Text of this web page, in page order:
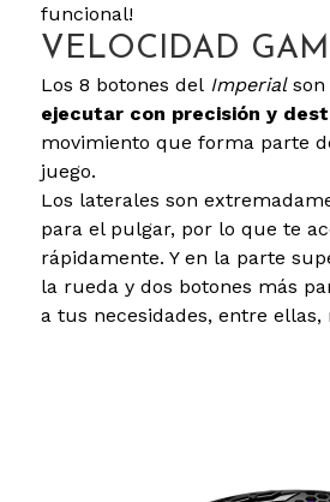
funcional!
VELOCIDAD
Los 8 botones del Imperial
ejecutar con precisión y
movimiento que forma parte
juego.
Los laterales son
para el pulgar, por lo que te
rápidamente. Y en la parte
la rueda y dos botones más
a tus necesidades, entre ellas,